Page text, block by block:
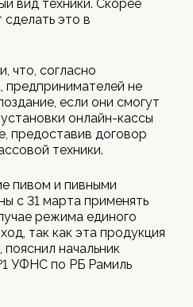
вид техники. Скорее
сделать это в
что, согласно
не
если они смогут
онлайн-кассы
предоставив договор
техники.
пивом и пивными
с 31 марта применять
режима единого
так как эта продукция
пояснил начальник
УФНС по РБ Рамиль